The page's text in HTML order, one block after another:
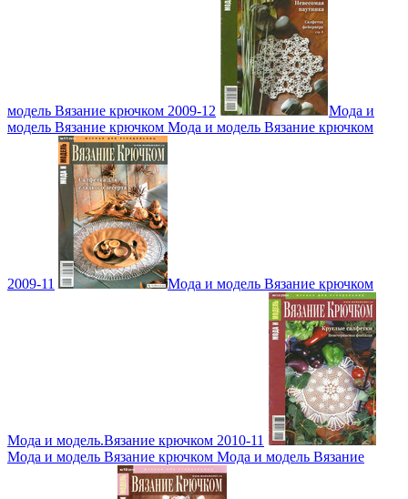
модель Вязание крючком 2009-12
Мода и
модель Вязание крючком Мода и модель Вязание крючком
2009-11 Мода и модель Вязание крючком
Мода и модель.Вязание крючком 2010-11
Мода и модель Вязание крючком Мода и модель Вязание